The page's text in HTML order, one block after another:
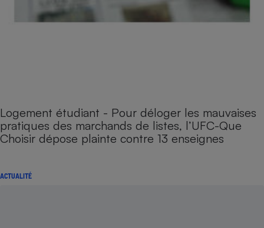
Logement étudiant - Pour déloger les mauvaises
pratiques des marchands de listes, l’UFC-Que
Choisir dépose plainte contre 13 enseignes
ACTUALITÉ